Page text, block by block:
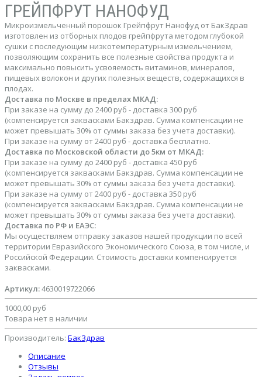
ГРЕЙПФРУТ НАНОФУД
Микроизмельченный порошок Грейпфрут Нанофуд от БакЗдрав
изготовлен из отборных плодов грейпфрута методом глубокой
сушки с последующим низкотемпературным измельчением,
позволяющим сохранить все полезные свойства продукта и
максимально повысить усвояемость витаминов, минералов,
пищевых волокон и других полезных веществ, содержащихся в
плодах.
Доставка по Москве в пределах МКАД:
При заказе на сумму до 2400 руб - доставка 300 руб
(компенсируется заквасками Бакздрав. Сумма компенсации не
может превышать 30% от суммы заказа без учета доставки).
При заказе на сумму от 2400 руб - доставка бесплатно.
Доставка по Московской области до 5км от МКАД:
При заказе на сумму до 2400 руб - доставка 450 руб
(компенсируется заквасками Бакздрав. Сумма компенсации не
может превышать 30% от суммы заказа без учета доставки).
При заказе на сумму от 2400 руб - доставка 350 руб
(компенсируется заквасками Бакздрав. Сумма компенсации не
может превышать 30% от суммы заказа без учета доставки).
Доставка по РФ и ЕАЭС:
Мы осуществляем отправку заказов нашей продукции по всей
территории Евразийского Экономического Союза, в том числе, и
Российской Федерации. Стоимость доставки компенсируется
заквасками.
Артикул:4630019722066
1000,00 руб
Товара нет в наличии
Производитель: БакЗдрав
Описание
Отзывы